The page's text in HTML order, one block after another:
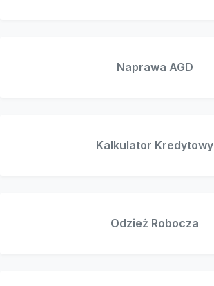
Naprawa AGD
Kalkulator Kredytowy
Odzież Robocza